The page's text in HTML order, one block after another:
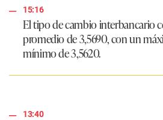
15:16
El tipo de cambio interbancario
promedio de3,5690, con un
mínimo de3,5620.
13:40